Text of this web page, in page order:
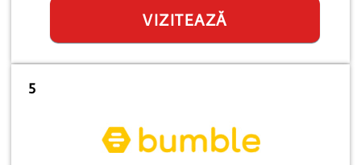
VIZITEAZĂ
5